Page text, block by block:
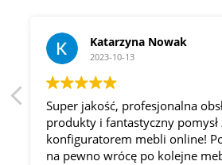
Katarzyna Nowak
2023-10-13
Super jakość, profesjonalna
produkty i fantastyczny pomysł
konfiguratorem mebli online!
na pewno wrócę po kolejne